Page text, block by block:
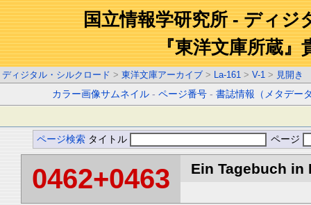
国立情報学研究所 - ディジ
『東洋文庫所蔵』
ディジタル・シルクロード > 東洋文庫アーカイブ > La-161 > V-1 > 見開き
カラー画像サムネイル -ページ番号 -書誌情報（メタデー
ページ検索 タイトル ページ
0462+0463 Ein Tagebuch in